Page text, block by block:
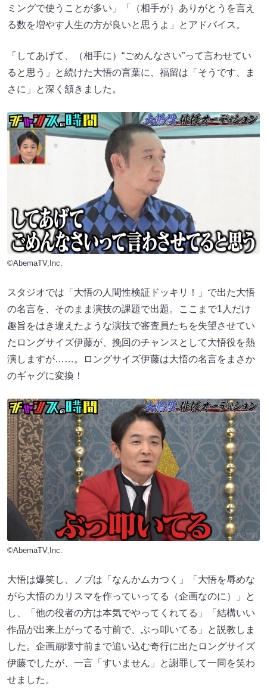
ミングで使うことが多い」「（相手が）ありがとうを言え
る数を増やす人生の方が良いと思うよ」とアドバイス。
「してあげて、（相手に）“ごめんなさい”って言わせてい
ると思う」と続けた大悟の言葉に、福留は「そうです、ま
さに」と深く頷きました。
©AbemaTV,Inc.
スタジオでは「大悟の人間性検証ドッキリ！」で出た大悟
の名言を、そのまま演技の課題で出題。ここまで1人だけ
趣旨をはき違えたような演技で審査員たちを失望させてい
たロングサイズ伊藤が、挽回のチャンスとして大悟役を熱
演しますが……。ロングサイズ伊藤は大悟の名言をまさか
のギャグに変換！
©AbemaTV,Inc.
大悟は爆笑し、ノブは「なんかムカつく」「大悟を辱めな
がら大悟のカリスマを作っていってる（企画なのに）」と
し、「他の役者の方は本気でやってくれてる」「結構いい
作品が出来上がってる寸前で、ぶっ叩いてる」と説教しま
した。企画崩壊寸前まで追い込む奇行に出たロングサイズ
伊藤でしたが、一言「すいません」と謝罪して一同を笑わ
せました。